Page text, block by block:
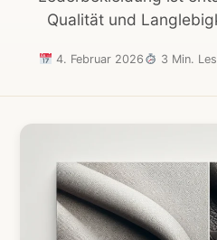
Qualität und
4. Februar 2026 3 Min.